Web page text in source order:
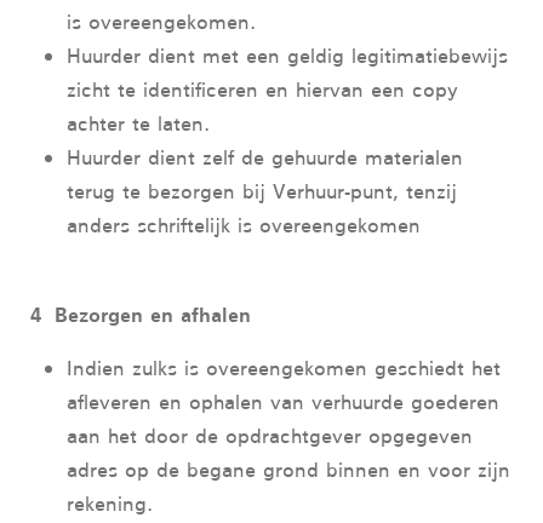
is overeengekomen.
Huurder dient met een geldig legitimatiebewijs
zicht te identificeren en hiervan een copy
achter te laten.
Huurder dient zelf de gehuurde materialen
terug te bezorgen bij Verhuur-punt, tenzij
anders schriftelijk is overeengekomen
4 Bezorgen en afhalen
Indien zulks is overeengekomen geschiedt het
afleveren en ophalen van verhuurde goederen
aan het door de opdrachtgever opgegeven
adres op de begane grond binnen en voor zijn
rekening.